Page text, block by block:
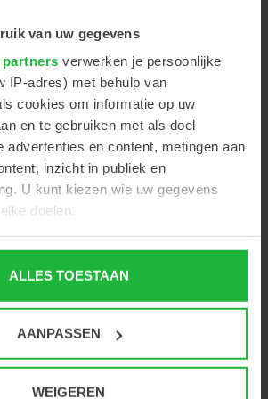
van uw gegevens
partners verwerken je persoonlijke
IP-adres) met behulp van
cookies om informatie op uw
en te gebruiken met als doel
advertenties en content, metingen aan
inzicht in publiek en
U kunt kiezen wie uw gegevens
doelen.
willen we ook graag:
over uw geografische locatie,
meter nauwkeurig kan zijn
eigenschappen (fingerprinting)
uw persoonlijke gegevens worden
voorkeuren in het
ALLES TOESTAAN
AANPASSEN
WEIGEREN
levert scherpe, gedetailleerde
van 12 megapixels, wat
vroegtijdig detecteren van
retinopathie, AMD en
zonder pupilverwijding (non-
onderzoek comfortabeler maakt
de doorloopsnelheid verhoogt.
elektronische patiëntendossiers
naar DICOM of andere formats.
die samenwerken met
of tele-optometrie-platforms.